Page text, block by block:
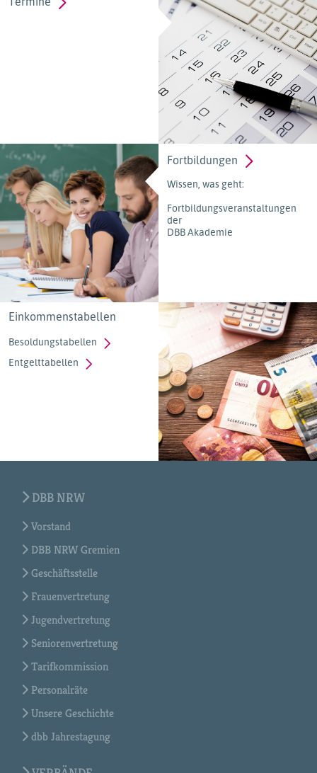
Fortbildungen
Wissen, was geht:
Fortbildungsveranstaltungen
der
DBB Akademie
Einkommenstabellen
Besoldungstabellen
Entgelttabellen
DBB NRW
Vorstand
DBB NRW Gremien
Geschäftsstelle
Frauenvertretung
Jugendvertretung
Seniorenvertretung
Tarifkommission
Personalräte
Unsere Geschichte
dbb Jahrestagung